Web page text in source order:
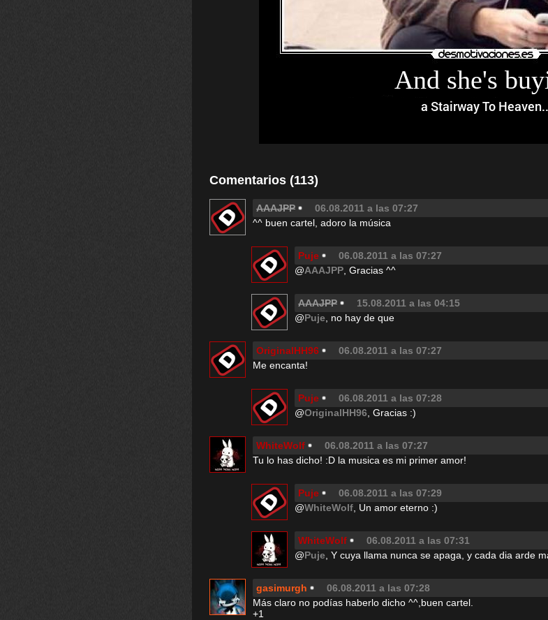
And she's
a Stairway To
Comentarios (113)
AAAJPP 06.08.2011 a las 07:27
^^ buen cartel, adoro la música
Puje 06.08.2011 a las 07:27
@AAAJPP , Gracias ^^
AAAJPP 15.08.2011 a las 04:15
@Puje , no hay de que
OriginalHH96 06.08.2011 a las 07:27
Me encanta!
Puje 06.08.2011 a las 07:28
@OriginalHH96 , Gracias :)
WhiteWolf 06.08.2011 a las 07:27
Tu lo has dicho! :D la musica es mi primer amor!
Puje 06.08.2011 a las 07:29
@WhiteWolf , Un amor eterno :)
WhiteWolf 06.08.2011 a las 07:31
@Puje , Y cuya llama nunca se apaga, y cada dia arde
gasimurgh 06.08.2011 a las 07:28
Más claro no podías haberlo dicho ^^,buen cartel.
+1